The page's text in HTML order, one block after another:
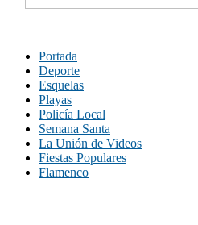
Portada
Deporte
Esquelas
Playas
Policía Local
Semana Santa
La Unión de Videos
Fiestas Populares
Flamenco